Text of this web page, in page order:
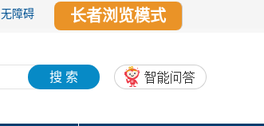
无障碍 长者浏览模式
搜 索